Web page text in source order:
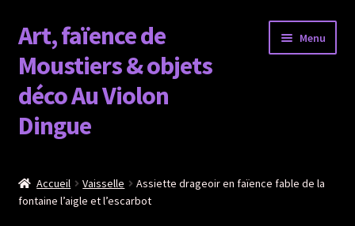
Aller
à
la
navigation
Aller
au
contenu
Art, faïence de
Moustiers & objets
déco Au Violon
Dingue
Menu
Objets déco
Accueil Vaisselle
Assiette drageoir en faïence fable de la
fontaine l’aigle et l’escarbot